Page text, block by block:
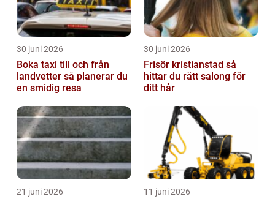
30 juni 2026
Boka taxi till och från
landvetter så planerar du
en smidig resa
30 juni 2026
Frisör kristianstad så
hittar du rätt salong för
ditt hår
21 juni 2026 11 juni 2026